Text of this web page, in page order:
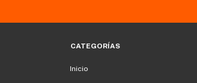
CATEGORÍAS
Inicio